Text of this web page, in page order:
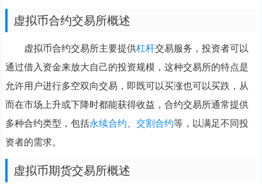
虚拟币合约交易所概述
虚拟币合约交易所主要提供杠杆交易服务，投资者可以
通过借入资金来放大自己的投资规模，这种交易所的特点是
允许用户进行多空双向交易，即既可以买涨也可以买跌，从
而在市场上升或下降时都能获得收益，合约交易所通常提供
多种合约类型，包括永续合约 交割合约等，以满足不同投
资者的需求。
虚拟币期货交易所概述